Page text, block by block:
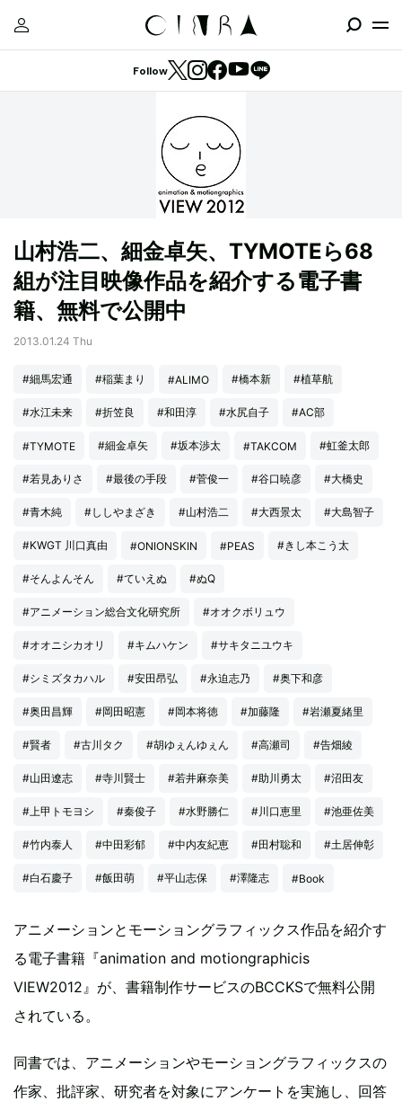
Follow
山村浩二、細金卓矢、TYMOTEら68
組が注目映像作品を紹介する電子書
籍、無料で公開中
2013.01.24 Thu
#細馬宏通 #稲葉まり #ALIMO #橋本新 #植草航
#水江未来 #折笠良 #和田淳 #水尻自子 #AC部
#TYMOTE #細金卓矢 #坂本渉太 #TAKCOM #虹釜太郎
#若見ありさ #最後の手段 #菅俊一 #谷口暁彦 #大橋史
#青木純 #ししやまざき #山村浩二 #大西景太 #大島智子
#KWGT 川口真由 #ONIONSKIN #PEAS #きし本こう太
#そんよんそん #ていえぬ #ぬQ
#アニメーション総合文化研究所 #オオクボリュウ
#オオニシカオリ #キムハケン #サキタニユウキ
#シミズタカハル #安田昂弘 #永迫志乃 #奥下和彦
#奥田昌輝 #岡田昭憲 #岡本将徳 #加藤隆 #岩瀬夏緒里
#賢者 #古川タク #胡ゆぇんゆぇん #高瀬司 #告畑綾
#山田遼志 #寺川賢士 #若井麻奈美 #助川勇太 #沼田友
#上甲トモヨシ #秦俊子 #水野勝仁 #川口恵里 #池亜佐美
#竹内泰人 #中田彩郁 #中内友紀恵 #田村聡和 #土居伸彰
#白石慶子 #飯田萌 #平山志保 #澤隆志 #Book
アニメーションとモーショングラフィックス作品を紹介す
る電子書籍『animation and motiongraphicis
VIEW2012』が、書籍制作サービスのBCCKSで無料公開
されている。
同書では、アニメーションやモーショングラフィックスの
作家、批評家、研究者を対象にアンケートを実施し、回答